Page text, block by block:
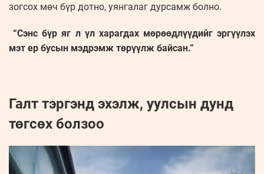
зогсох мөч бүр дотно, уянгалаг дурсамж болно.
“Сэнс бүр яг л үл харагдах мөрөөдлүүдийг эргүүлэх
мэт ер бусын мэдрэмж төрүүлж байсан.”
Галт тэргэнд эхэлж, уулсын дунд
төгсөх болзоо